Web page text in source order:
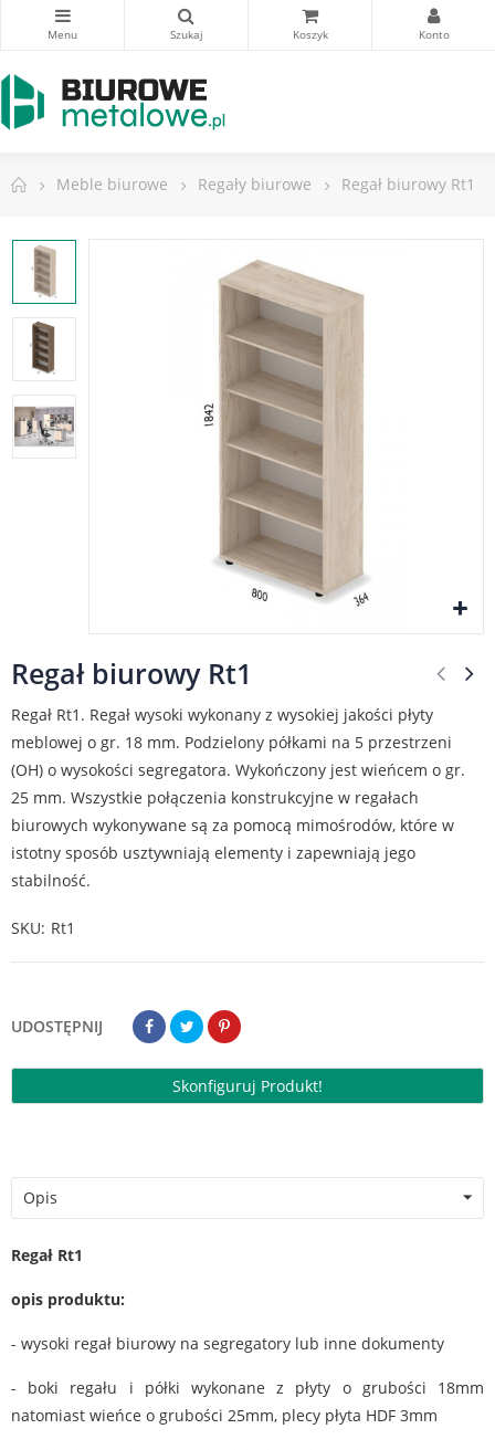
Meble biurowe Regały biurowe Regał biurowy Rt1
Regał biurowy Rt1
Regał Rt1. Regał wysoki wykonany z wysokiej jakości płyty
meblowej o gr. 18 mm. Podzielony półkami na 5 przestrzeni
(OH) o wysokości segregatora. Wykończony jest wieńcem o gr.
25 mm. Wszystkie połączenia konstrukcyjne w regałach
biurowych wykonywane są za pomocą mimośrodów, które w
istotny sposób usztywniają elementy i zapewniają jego
stabilność.
SKU Rt1
UDOSTĘPNIJ
Skonfiguruj Produkt!
Opis
Regał Rt1
opis produktu:
- wysoki regał biurowy na segregatory lub inne dokumenty
- boki regału i półki wykonane z płyty o grubości 18mm
natomiast wieńce o grubości 25mm, plecy płyta HDF 3mm